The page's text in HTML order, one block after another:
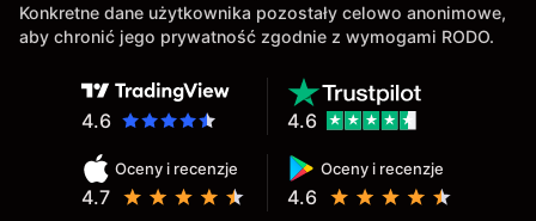
Konkretne dane użytkownika pozostały celowo anonimowe,
aby chronić jego prywatność zgodnie z wymogami RODO.
4.6
Oceny i recenzje
4.7
Oceny i recenzje
4.6
4.6